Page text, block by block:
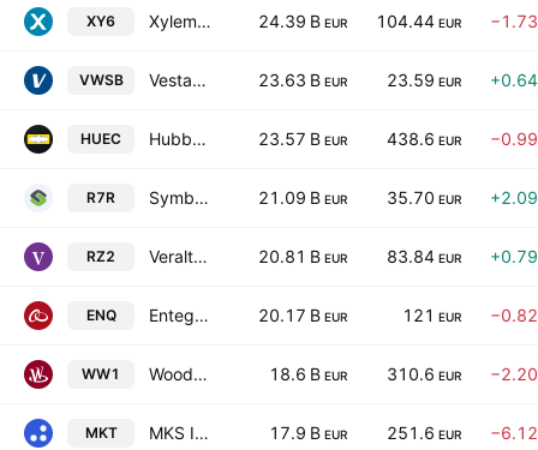
XY6 Xylem Inc. 24.39 B EUR 104.44 EUR
VWSB Vestas Wind Systems A/S 23.63 B EUR 23.59 EUR
HUEC Hubbell Incorporated 23.57 B EUR 438.6 EUR
R7R Symbotic, Inc. Class A 21.09 B EUR 35.70 EUR
RZ2 Veralto Corporation 20.81 B EUR 83.84 EUR
ENQ Entegris, Inc. 20.17 B EUR 121 EUR
WW1 Woodward, Inc. 18.6 B EUR 310.6 EUR
MKT MKS Inc. 17.9 B EUR 251.6 EUR